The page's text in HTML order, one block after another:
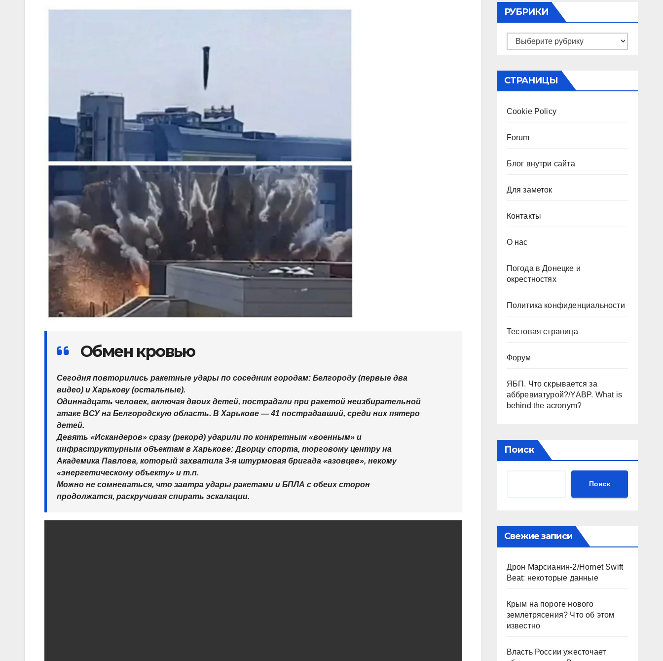
Обмен кровью
Сегодня повторились ракетные удары по соседним городам: Белгороду (первые два
видео) и Харькову (остальные).
Одиннадцать человек, включая двоих детей, пострадали при ракетой неизбирательной
атаке ВСУ на Белгородскую область. В Харькове — 41 пострадавший, среди них пятеро
детей.
Девять «Искандеров» сразу (рекорд) ударили по конкретным «военным» и
инфраструктурным объектам в Харькове: Дворцу спорта, торговому центру на
Академика Павлова, который захватила 3-я штурмовая бригада «азовцев», некому
«энергетическому объекту» и т.п.
Можно не сомневаться, что завтра удары ракетами и БПЛА с обеих сторон
продолжатся, раскручивая спирать эскалации.
РУБРИКИ
Рубрики
СТРАНИЦЫ
Cookie Policy
Forum
Блог внутри сайта
Для заметок
Контакты
О нас
Погода в Донецке и
окрестностях
Политика конфиденциальности
Тестовая страница
Форум
ЯБП. Что скрывается за
аббревиатурой?/YABP. What is
behind the acronym?
Поиск
Поиск
Свежие записи
Дрон Марсианин-2/Hornet Swift
Beat: некоторые данные
Крым на пороге нового
землетрясения? Что об этом
известно
Власть России ужесточает